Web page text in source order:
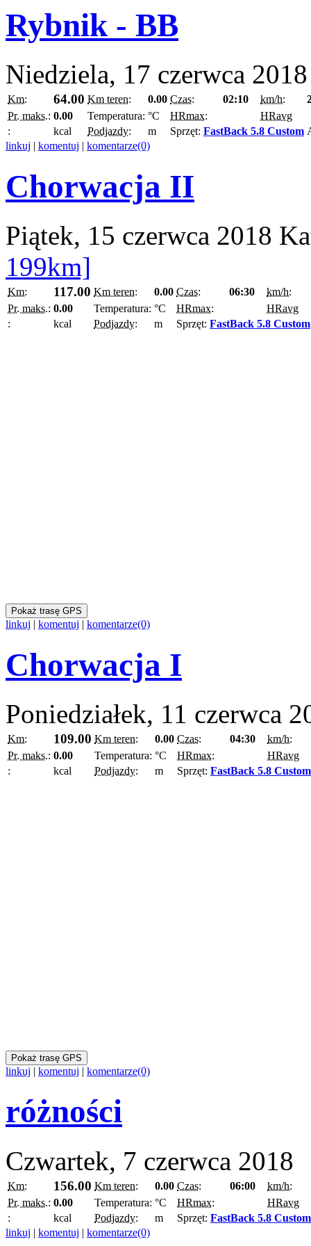
Rybnik - BB
Niedziela, 17 czerwca 2018
Km: 64.00 Km teren: 0.00 Czas: 02:10 km/h:
Pr. maks.: 0.00 Temperatura: °C HRmax:
HRavg
:
kcal Podjazdy: m Sprzęt: FastBack 5.8 Custom
linkuj | komentuj | komentarze(0)
Chorwacja II
Piątek, 15 czerwca 2018
199km]
Km: 117.00 Km teren: 0.00 Czas: 06:30
km/h:
Pr. maks.: 0.00 Temperatura: °C HRmax:
HRavg
:
kcal Podjazdy: m Sprzęt: FastBack 5.8 Custom
Pokaż trasę GPS
linkuj | komentuj | komentarze(0)
Chorwacja I
Poniedziałek, 11 czerwca
Km: 109.00 Km teren: 0.00 Czas: 04:30
km/h:
Pr. maks.: 0.00 Temperatura: °C HRmax:
HRavg
:
kcal Podjazdy: m Sprzęt: FastBack 5.8 Custom
Pokaż trasę GPS
linkuj | komentuj | komentarze(0)
różności
Czwartek, 7 czerwca 2018
Km: 156.00 Km teren: 0.00 Czas: 06:00
km/h:
Pr. maks.: 0.00 Temperatura: °C HRmax:
HRavg
:
kcal Podjazdy: m Sprzęt: FastBack 5.8 Custom
linkuj | komentuj | komentarze(0)